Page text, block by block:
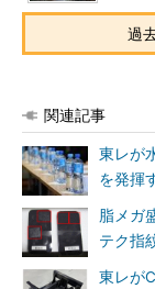
過
関連記事
東レが
を発揮
脂メガ
テク指
東レが